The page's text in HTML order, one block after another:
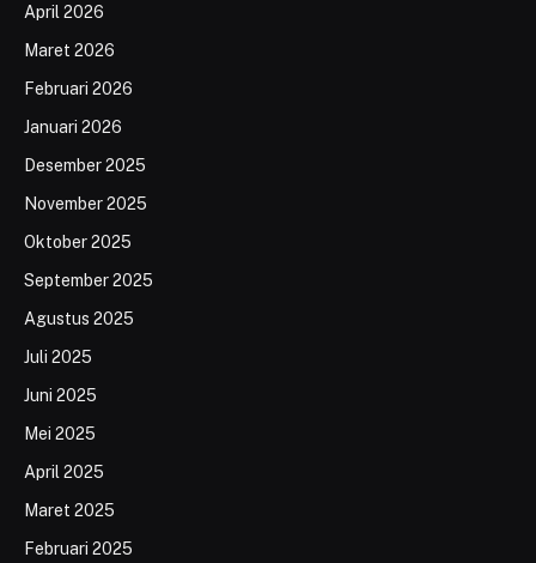
April 2026
Maret 2026
Februari 2026
Januari 2026
Desember 2025
November 2025
Oktober 2025
September 2025
Agustus 2025
Juli 2025
Juni 2025
Mei 2025
April 2025
Maret 2025
Februari 2025